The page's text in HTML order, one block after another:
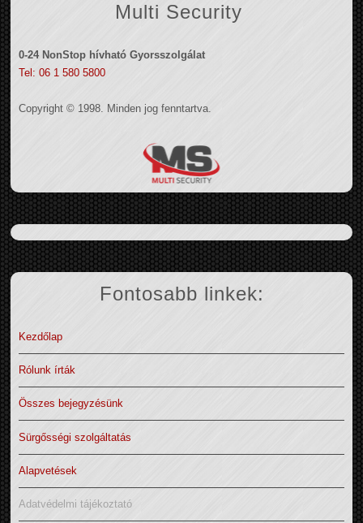
Multi Security
0-24 NonStop hívható Gyorsszolgálat
Tel: 06 1 580 5800
Copyright © 1998. Minden jog fenntartva.
Fontosabb linkek:
Kezdőlap
Rólunk írták
Összes bejegyzésünk
Sürgősségi szolgáltatás
Alapvetések
Adatvédelmi tájékoztató